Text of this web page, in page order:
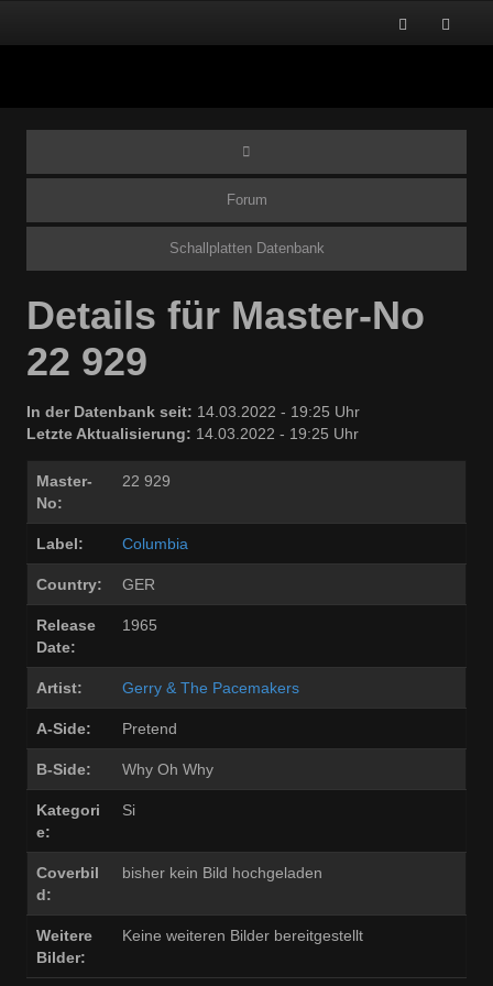
Forum
Schallplatten Datenbank
Details für Master-No
22 929
In der Datenbank seit: 14.03.2022 - 19:25 Uhr
Letzte Aktualisierung: 14.03.2022 - 19:25 Uhr
Master-
No:
22 929
Label: Columbia
Country: GER
Release
Date:
1965
Artist: Gerry & The Pacemakers
A-Side: Pretend
B-Side: Why Oh Why
Kategori
e:
Si
Coverbil
d:
bisher kein Bild hochgeladen
Weitere
Bilder:
Keine weiteren Bilder bereitgestellt